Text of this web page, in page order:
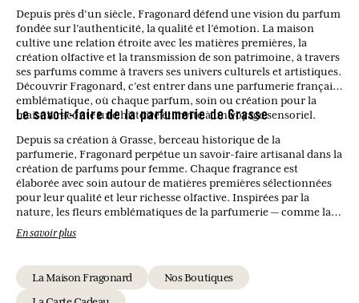
Depuis près d’un siècle, Fragonard défend une vision du parfum
fondée sur l’authenticité, la qualité et l’émotion. La maison
cultive une relation étroite avec les matières premières, la
création olfactive et la transmission de son patrimoine, à travers
ses parfums comme à travers ses univers culturels et artistiques.
Découvrir Fragonard, c’est entrer dans une parfumerie française
emblématique, où chaque parfum, soin ou création pour la
maison raconte une histoire et invite à un voyage sensoriel.
Le savoir-faire de la parfumerie de Grasse
Depuis sa création à Grasse, berceau historique de la
parfumerie, Fragonard perpétue un savoir-faire artisanal dans la
création de parfums pour femme. Chaque fragrance est
élaborée avec soin autour de matières premières sélectionnées
pour leur qualité et leur richesse olfactive. Inspirées par la
nature, les fleurs emblématiques de la parfumerie — comme la
rose, le jasmin ou la fleur d’oranger — se mêlent à des notes
modernes pour donner naissance à des compositions
proposer des parfums féminins à la fois élégants, équilibrés et
fidèles à la tradition parfumée de Grasse.
En savoir plus
La Maison Fragonard
Nos Boutiques